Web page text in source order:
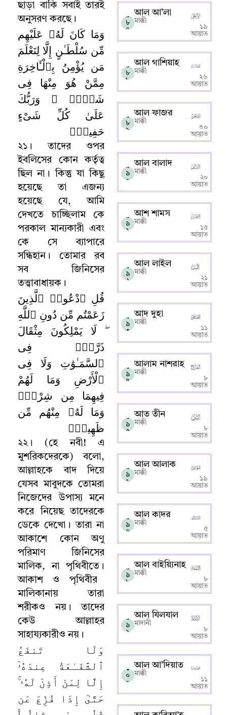
ছাড়া বাকি সবাই তারই
অনুসরণ করছে।
وَمَا كَانَ لَهُۥ عَلَيْهِم
مِّن سُلْطَـٰنٍ إِلَّا لِنَعْلَمَ
مَن يُؤْمِنُ بِٱلْـَٔاخِرَةِ
مِمَّنْ هُوَ مِنْهَا فِى
شَكٍّۢ ۗ وَرَبُّكَ
عَلَىٰ كُلِّ شَىْءٍ
حَفِيظٌۭ
২১ ।
তাদের ওপর
ইবলিসের কোন কর্তৃত্ব
ছিল না । কিন্তু যা কিছু
হয়েছে তা এজন্য
হয়েছে যে,আমি
দেখতে চাচ্ছিলাম কে
পরকাল মান্যকারী এবং
কে সে ব্যাপারে
সন্ধিহান ।
তোমার রব
সব জিনিসের
তত্ত্বাবাধায়ক ।
قُلِ ٱدْعُوا۟ ٱلَّذِينَ
زَعَمْتُم مِّن دُونِ ٱللَّهِ
ۖ لَا يَمْلِكُونَ مِثْقَالَ
ذَرَّةٍۢ فِى
ٱلسَّمَـٰوَٰتِ وَلَا فِى
ٱلْأَرْضِ وَمَا لَهُمْ
فِيهِمَا مِن شِرْكٍۢ
وَمَا لَهُۥ مِنْهُم مِّن
ظَهِيرٍۢ
২২। (হে নবী!
এ
মুশরিকদেরকে) বলো,
আল্লাহকে বাদ দিয়ে
যেসব মাবুদকে তোমরা
নিজেদের উপাস্য মনে
করে নিয়েছ তাদেরকে
ডেকে দেখো । তারা না
আকাশে কোন অণু
পরিমাণ জিনিসের
মালিক,না পৃথিবীতে ।
আকাশ ও পৃথিবীর
মালিকানায় তারা
শরীকও নয়। তাদের
কেউ আল্লাহর
সাহায্যকারীও নয় ।
وَلَا تَنفَعُ
ٱلشَّفَـٰعَةُ عِندَهُۥٓ
إِلَّا لِمَنْ أَذِنَ لَهُۥ ۚ
حَتَّىٰٓ إِذَا فُزِّعَ عَن
০
৮
৭
আল আ’লা
মাক্কী
১৯
আয়াত
০
৮
৮
আল গাশিয়াহ
মাক্কী
২৬
আয়াত
০
৮
৯
আল ফাজর
মাক্কী
৩০
আয়াত
০
৯
০
আল বালাদ
মাক্কী
২০
আয়াত
০
৯
১
আশ শামস
মাক্কী
১৫
আয়াত
০
৯
২
আল লাইল
মাক্কী
২১
আয়াত
০
৯
৩
আদ দুহা
মাক্কী
১১
আয়াত
০
৯
৪
আলাম নাশরাহ
মাক্কী
৮
আয়াত
০
৯
৫
আত তীন
মাক্কী
৮
আয়াত
০
৯
৬
আল আলাক
মাক্কী
১৯
আয়াত
০
৯
৭
আল কাদর
মাক্কী
৫
আয়াত
০
৯
৮
আল বাইয়্যিনাহ
মাক্কী
৮
আয়াত
০
৯
৯
আল যিলযাল
মাদানী
৮
আয়াত
১
০
০
আল আ’দিয়াত
মাক্কী
১১
আয়াত